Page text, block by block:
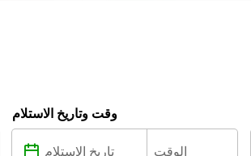
وقت وتاريخ الاستلام